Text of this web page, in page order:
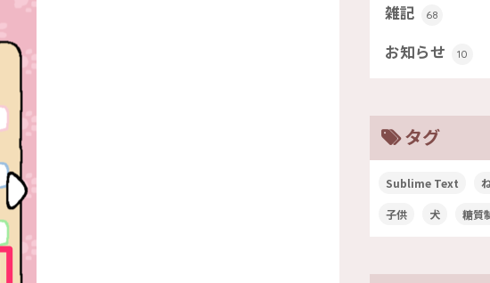
雑記 68
お知らせ 10
タグ
Sublime Text
子供 犬 糖質